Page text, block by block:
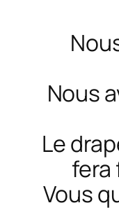
Nous
Le
fera
Vous